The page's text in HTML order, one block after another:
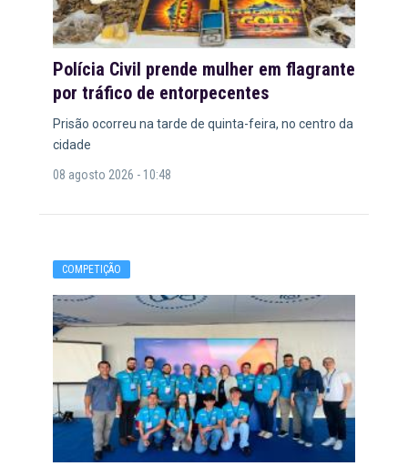
Polícia Civil prende mulher em flagrante
por tráfico de entorpecentes
Prisão ocorreu na tarde de quinta-feira, no centro da
cidade
08 agosto 2026 - 10:48
COMPETIÇÃO